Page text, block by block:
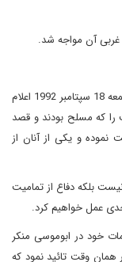
غربی آن مواجه شد.
رئیس جمهور وقت ایران آیت الله رفسنجانی در نماز جمعه 18 سپتامبر 1992 اعلام
را که مسلح بودند و قصد
نموده و یکی از آنان از
بلکه دفاع از تمامیت
عمل خواهیم کرد.
خود در ابوموسی منکر
همان وقت تائید نمود که